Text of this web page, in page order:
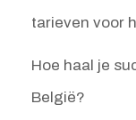
tarieven voor
Hoe haal je
België?